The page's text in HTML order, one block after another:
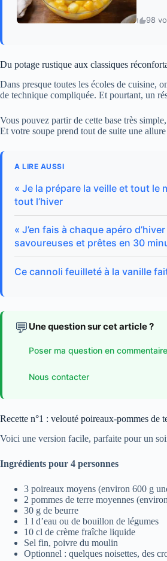
98
Du potage rustique aux classiques
Dans presque toutes les écoles de cuisine,
de technique compliquée. Et pourtant, un
Vous pouvez partir de cette base très
Et votre soupe prend tout de suite une
A LIRE AUSSI
« Je la prépare la veille et tout
tout l’hiver
« J’en fais à chaque apéro
savoureuses et prêtes en 30
Ce cannoli feuilleté à la vanille
💬 Une question sur cet article ?
Poser ma question en commentaire
Nous contacter
Recette n°1 : velouté poireaux-pommes de
Voici une version facile, parfaite pour un
Ingrédients pour 4 personnes
3 poireaux moyens (environ 600 g
2 pommes de terre moyennes
30 g de beurre
1 l d’eau ou de bouillon de légumes
10 cl de crème fraîche liquide
Sel fin, poivre du moulin
Optionnel : quelques noisettes, des